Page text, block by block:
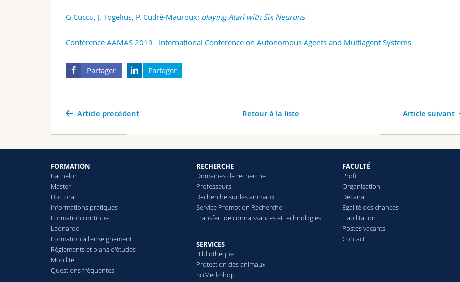
G Cuccu, J. Togelius, P. Cudré-Mauroux: playing Atari with Six Neurons
Conférence AAMAS 2019 - International Conference on Autonomous Agents and Multiagent Systems
Partager Partager
Article suivant
Article precédent Retour à la liste
FORMATION
Bachelor
Master
Doctorat
Informations pratiques
Formation continue
Leonardo
Formation à l'enseignement
Règlements et plans d'études
Mobilité
Questions fréquentes
RECHERCHE
Domaines de recherche
Professeurs
Recherche sur les animaux
Service Promotion Recherche
Transfert de connaissances et technologies
SERVICES
Bibliothèque
Protection des animaux
SciMed-Shop
FACULTÉ
Profil
Organisation
Décanat
Égalité des chances
Habilitation
Postes vacants
Contact